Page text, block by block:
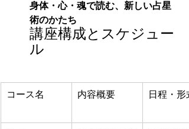
身体・心・魂で読む、新しい占星
術のかたち
講座構成とスケジュー
ル
コース名 内容概要 日程・形式